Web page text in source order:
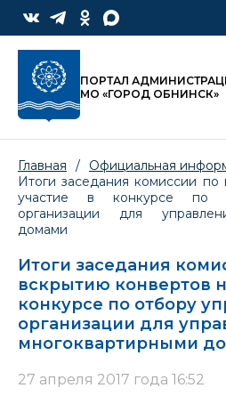
ПОРТАЛ
МО «ГОРОД ОБНИНСК»
Главная / Официальная
Итоги заседания комиссии
участие в конкурсе по
организации для
домами
Итоги заседания
вскрытию конвертов
конкурсе по отбору
организации для
многоквартирными
27 апреля 2017 года 16:52